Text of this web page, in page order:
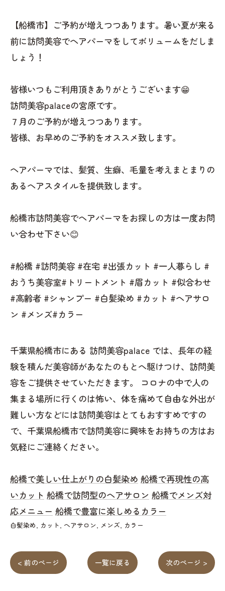
【船橋市】ご予約が増えつつあります。暑い夏が来る
前に訪問美容でヘアパーマをしてボリュームをだしま
しょう！
皆様いつもご利用頂きありがとうございます😁
訪問美容palaceの宮原です。
７月のご予約が増えつつあります。
皆様、お早めのご予約をオススメ致します。
ヘアパーマでは、髪質、生癖、毛量を考えまとまりの
あるヘアスタイルを提供致します。
船橋市訪問美容でヘアパーマをお探しの方は一度お問
い合わせ下さい😊
#船橋 #訪問美容 #在宅 #出張カット #一人暮らし #
おうち美容室#トリートメント #眉カット #似合わせ
#高齢者 #シャンプー #白髪染め #カット #ヘアサロ
ン #メンズ#カラー
千葉県船橋市にある 訪問美容palace では、長年の経
験を積んだ美容師があなたのもとへ駆けつけ、訪問美
容をご提供させていただきます。 コロナの中で人の
集まる場所に行くのは怖い、体を痛めて自由な外出が
難しい方などには訪問美容はとてもおすすめですの
で、千葉県船橋市で訪問美容に興味をお持ちの方はお
気軽にご連絡ください。
船橋で美しい仕上がりの白髪染め 船橋で再現性の高
いカット 船橋で訪問型のヘアサロン 船橋でメンズ対
応メニュー 船橋で豊富に楽しめるカラー
白髪染め カット ヘアサロン メンズ カラー
< 前のページ 一覧に戻る 次のページ >